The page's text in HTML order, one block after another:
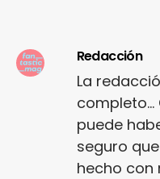
Redacción
La
puede
seguro
hecho con